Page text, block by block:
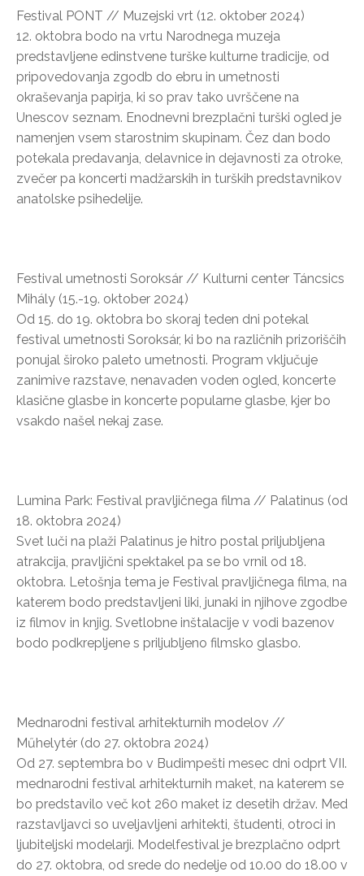
Festival PONT // Muzejski vrt (12. oktober 2024)
12. oktobra bodo na vrtu Narodnega muzeja
predstavljene edinstvene turške kulturne tradicije, od
pripovedovanja zgodb do ebru in umetnosti
okraševanja papirja, ki so prav tako uvrščene na
Unescov seznam. Enodnevni brezplačni turški ogled je
namenjen vsem starostnim skupinam. Čez dan bodo
potekala predavanja, delavnice in dejavnosti za otroke,
zvečer pa koncerti madžarskih in turških predstavnikov
anatolske psihedelije.
Festival umetnosti Soroksár // Kulturni center Táncsics
Mihály (15.-19. oktober 2024)
Od 15. do 19. oktobra bo skoraj teden dni potekal
festival umetnosti Soroksár, ki bo na različnih prizoriščih
ponujal široko paleto umetnosti. Program vključuje
zanimive razstave, nenavaden voden ogled, koncerte
klasične glasbe in koncerte popularne glasbe, kjer bo
vsakdo našel nekaj zase.
Lumina Park: Festival pravljičnega filma // Palatinus (od
18. oktobra 2024)
Svet luči na plaži Palatinus je hitro postal priljubljena
atrakcija, pravljični spektakel pa se bo vrnil od 18.
oktobra. Letošnja tema je Festival pravljičnega filma, na
katerem bodo predstavljeni liki, junaki in njihove zgodbe
iz filmov in knjig. Svetlobne inštalacije v vodi bazenov
bodo podkrepljene s priljubljeno filmsko glasbo.
Mednarodni festival arhitekturnih modelov //
Műhelytér (do 27. oktobra 2024)
Od 27. septembra bo v Budimpešti mesec dni odprt VII.
mednarodni festival arhitekturnih maket, na katerem se
bo predstavilo več kot 260 maket iz desetih držav. Med
razstavljavci so uveljavljeni arhitekti, študenti, otroci in
ljubiteljski modelarji. Modelfestival je brezplačno odprt
do 27. oktobra, od srede do nedelje od 10.00 do 18.00 v